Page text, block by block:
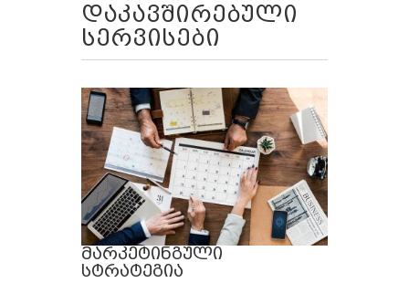
დაკავშირებული
სერვისები
მარკეტინგული
სტრატეგია